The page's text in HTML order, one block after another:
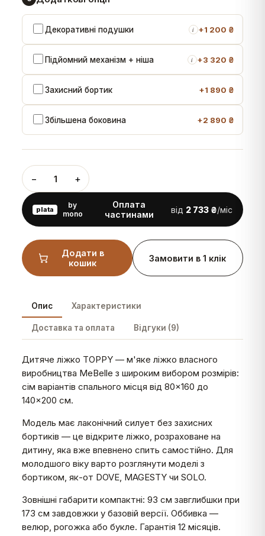
Декоративні подушки i +1 200 ₴
Підйомний механізм + ніша i +3 320 ₴
Захисний бортик +1 890 ₴
Збільшена боковина +2 890 ₴
− 1 +
plata
by
mono
Оплата
частинами
від 2 733 ₴/міс
Додати в
кошик
Замовити в 1 клік
Опис Характеристики
Доставка та оплата Відгуки (9)
Дитяче ліжко TOPPY — м'яке ліжко власного
виробництва MeBelle з широким вибором розмірів:
сім варіантів спального місця від 80×160 до
140×200 см.
Модель має лаконічний силует без захисних
бортиків — це відкрите ліжко, розраховане на
дитину, яка вже впевнено спить самостійно. Для
молодшого віку варто розглянути моделі з
бортиком, як-от DOVE, MAGESTY чи SOLO.
Зовнішні габарити компактні: 93 см завглибшки при
173 см завдовжки у базовій версії. Оббивка —
велюр, рогожка або букле. Гарантія 12 місяців.